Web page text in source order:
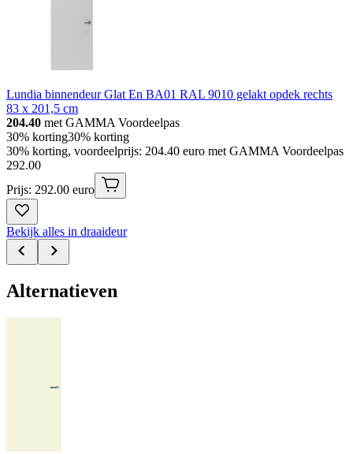
Lundia binnendeur Glat En BA01 RAL 9010 gelakt opdek rechts
83 x 201,5 cm
204.40 met GAMMA Voordeelpas
30% korting30% korting
30% korting, voordeelprijs: 204.40 euro met GAMMA Voordeelpas
292.00
Prijs: 292.00 euro
Bekijk alles in draaideur
Alternatieven